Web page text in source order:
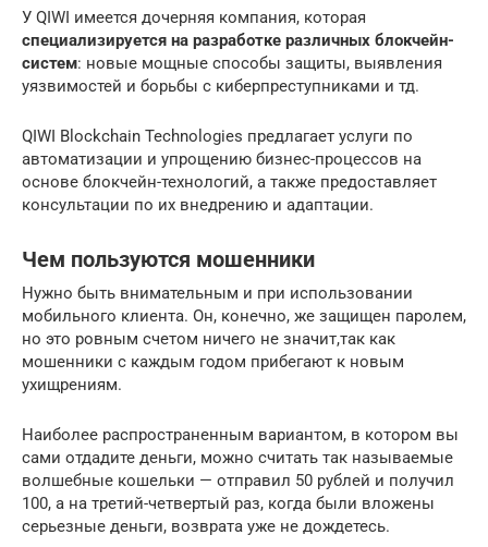
У QIWI имеется дочерняя компания, которая
специализируется на разработке различных блокчейн-
систем: новые мощные способы защиты, выявления
уязвимостей и борьбы с киберпреступниками и тд.
QIWI Blockchain Technologies предлагает услуги по
автоматизации и упрощению бизнес-процессов на
основе блокчейн-технологий, а также предоставляет
консультации по их внедрению и адаптации.
Чем пользуются мошенники
Нужно быть внимательным и при использовании
мобильного клиента. Он, конечно, же защищен паролем,
но это ровным счетом ничего не значит,так как
мошенники с каждым годом прибегают к новым
ухищрениям.
Наиболее распространенным вариантом, в котором вы
сами отдадите деньги, можно считать так называемые
волшебные кошельки — отправил 50 рублей и получил
100, а на третий-четвертый раз, когда были вложены
серьезные деньги, возврата уже не дождетесь.